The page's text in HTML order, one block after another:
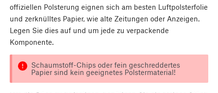
offiziellen Polsterung eignen sich am besten Luftpolsterfolie
und zerknülltes Papier, wie alte Zeitungen oder Anzeigen.
Legen Sie dies auf und um jede zu verpackende
Komponente.
Schaumstoff-Chips oder fein geschreddertes
Papier sind kein geeignetes Polstermaterial!